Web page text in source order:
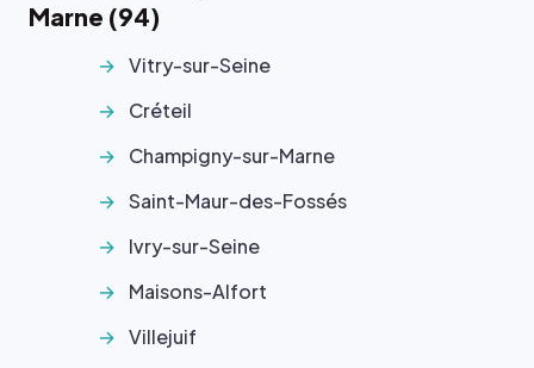
Marne (94)
Vitry-sur-Seine
Créteil
Champigny-sur-Marne
Saint-Maur-des-Fossés
Ivry-sur-Seine
Maisons-Alfort
Villejuif